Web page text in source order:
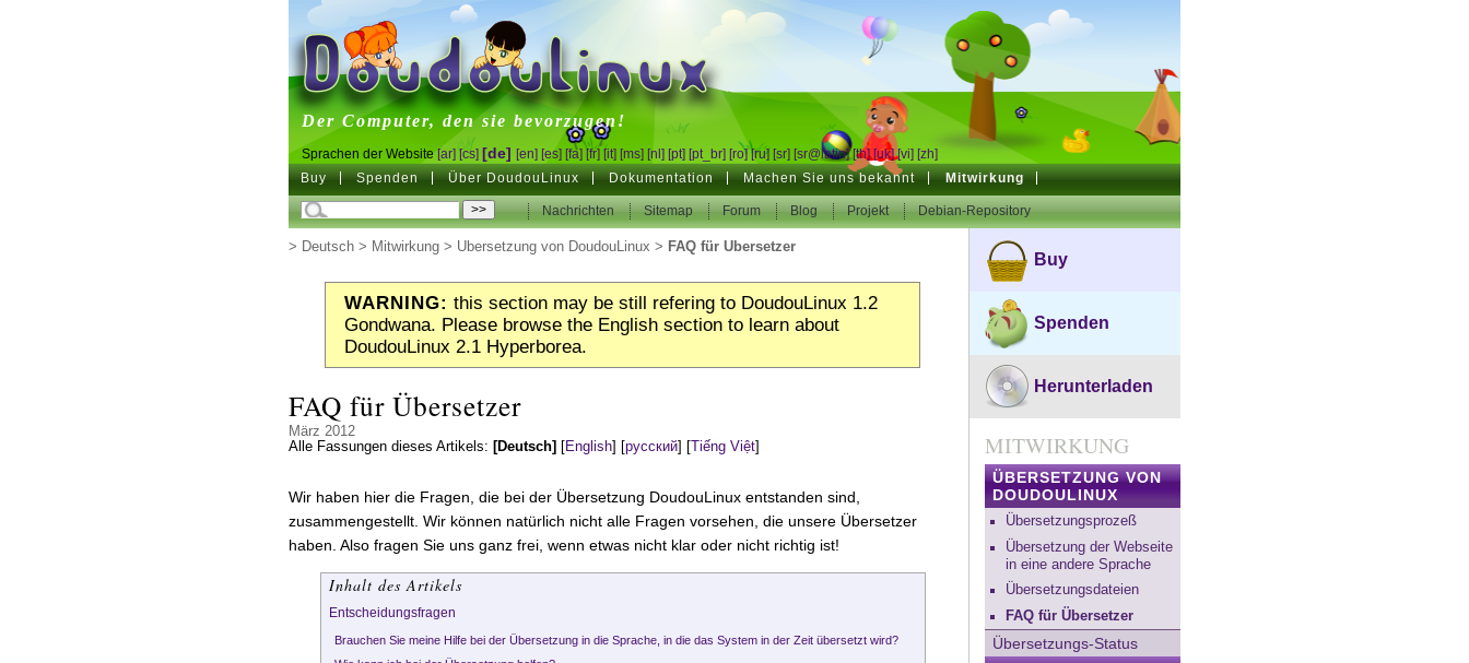
DoudouLinux
Der Computer, den sie bevorzugen!
Sprachen der Website [ar] [cs] [de] [en] [es] [fa] [fr] [it] [ms] [nl] [pt] [pt_br] [ro] [ru] [sr] [sr@latin] [th] [uk] [vi] [zh]
Buy Spenden Über DoudouLinux Dokumentation Machen Sie uns bekannt Mitwirkung
Nachrichten Sitemap Forum Blog Projekt Debian-Repository
> Deutsch> Mitwirkung> Übersetzung von DoudouLinux > FAQ für Übersetzer
WARNING: this section may be still refering to DoudouLinux 1.2
Gondwana. Please browse the English section to learn about
DoudouLinux 2.1 Hyperborea.
FAQ für Übersetzer
März 2012
Alle Fassungen dieses Artikels: [Deutsch] English] русский] Tiếng Việt]
Wir haben hier die Fragen, die bei der Übersetzung DoudouLinux entstanden sind,
zusammengestellt. Wir können natürlich nicht alle Fragen vorsehen, die unsere Übersetzer
haben. Also fragen Sie uns ganz frei, wenn etwas nicht klar oder nicht richtig ist!
Inhalt des Artikels
Entscheidungsfragen
Brauchen Sie meine Hilfe bei der Übersetzung in die Sprache, in die das System in der Zeit übersetzt wird?
Buy
Spenden
Herunterladen
MITWIRKUNG
ÜBERSETZUNG VON
DOUDOULINUX
Übersetzungsprozeß
Übersetzung der Webseite
in eine andere Sprache
Übersetzungsdateien
FAQ für Übersetzer
Übersetzungs-Status